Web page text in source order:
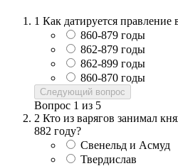
1 Как датируется
860-879 годы
862-879 годы
862-899 годы
860-870 годы
Следующий вопрос
Вопрос 1 из 5
2 Кто из варягов занимал
882 году?
Свенельд и Асмуд
Твердислав